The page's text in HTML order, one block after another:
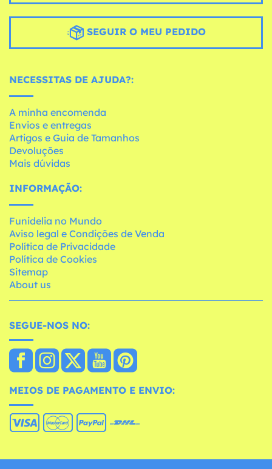
SEGUIR O MEU PEDIDO
NECESSITAS DE AJUDA?:
A minha encomenda
Envios e entregas
Artigos e Guia de Tamanhos
Devoluções
Mais dúvidas
INFORMAÇÃO:
Funidelia no Mundo
Aviso legal e Condições de Venda
Política de Privacidade
Política de Cookies
Sitemap
About us
SEGUE-NOS NO:
MEIOS DE PAGAMENTO E ENVIO: